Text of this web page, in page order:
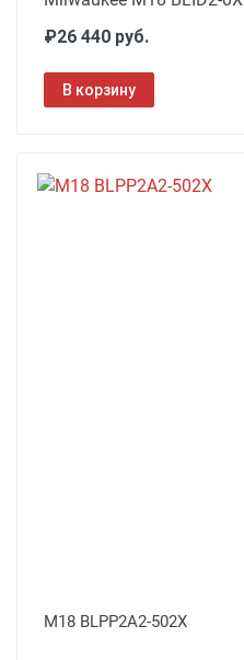
₽26 440 руб.
В корзину
M18 BLPP2A2-502X